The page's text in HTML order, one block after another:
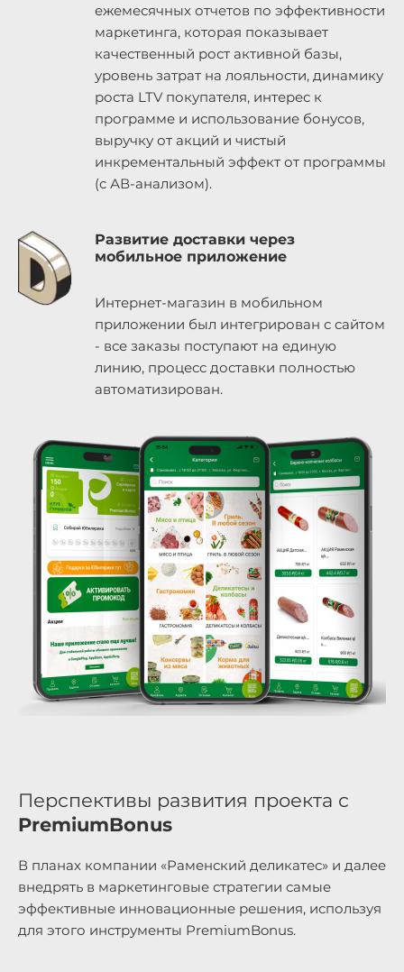
ежемесячных отчетов по эффективности
маркетинга, которая показывает
качественный рост активной базы,
уровень затрат на лояльности, динамику
роста LTV покупателя, интерес к
программе и использование бонусов,
выручку от акций и чистый
инкрементальный эффект от программы
(с АВ-анализом).
Развитие доставки через
мобильное приложение
Интернет-магазин в мобильном
приложении был интегрирован с сайтом
- все заказы поступают на единую
линию, процесс доставки полностью
автоматизирован.
Перспективы развития проекта с
PremiumBonus
В планах компании «Раменский деликатес» и далее
внедрять в маркетинговые стратегии самые
эффективные инновационные решения, используя
для этого инструменты PremiumBonus.